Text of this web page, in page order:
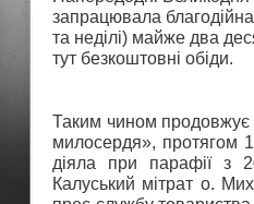
запрацювала
та неділі) майже два
тут безкоштовні обіди.
Таким чином продовжує
милосердя», протягом
діяла при парафії з
Калуський мітрат о.